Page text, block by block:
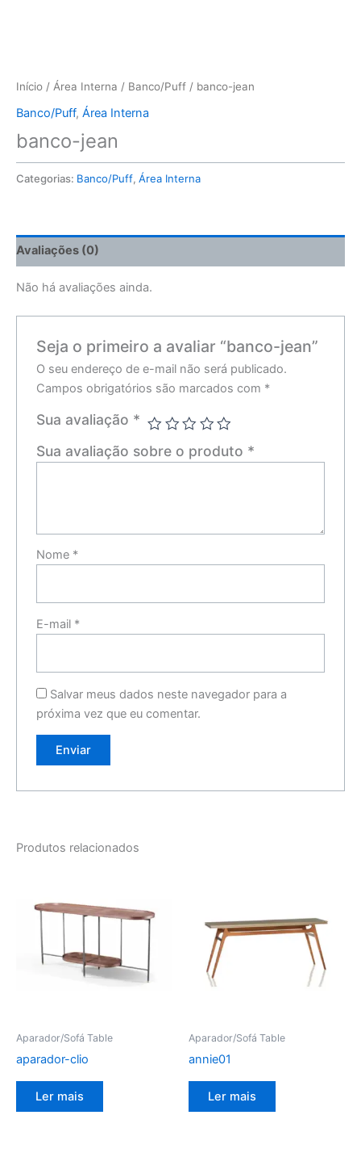
Início / Área Interna / Banco/Puff / banco-jean
Banco/Puff, Área Interna
banco-jean
Categorias: Banco/Puff, Área Interna
Avaliações (0)
Não há avaliações ainda.
Seja o primeiro a avaliar “banco-jean”
O seu endereço de e-mail não será publicado.
Campos obrigatórios são marcados com *
Sua avaliação *
Sua avaliação sobre o produto *
Nome *
E-mail *
Salvar meus dados neste navegador para a
próxima vez que eu comentar.
Produtos relacionados
Aparador/Sofá Table
aparador-clio
Ler mais
Aparador/Sofá Table
annie01
Ler mais